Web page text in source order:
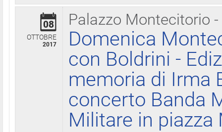
Palazzo Montecitorio
08
OTTOBRE
2017
Domenica
con Boldrini -
memoria di Irma
concerto Banda
Militare in